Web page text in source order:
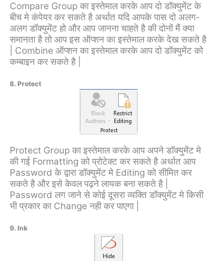
Compare Group का इस्तेमाल करके आप दो डॉक्युमेंट के
बीच मे कंपेयर कर सकते है अर्थात यदि आपके पास दो अलग-
अलग डॉक्युमेंट हो और आप जानना चाहते है की दोनों मैं क्या
समानता है तो आप इस ऑप्शन का इस्तेमाल करके देख सकते है
| Combine ऑप्शन का इस्तेमाल करके आप दो डॉक्युमेंट को
कम्बाइन कर सकते है |
8. Protect
Protect Group का इस्तेमाल करके आप अपने डॉक्युमेंट मे
की गई Formatting को प्रोटेक्ट कर सकते है अर्थात आप
Password के द्वारा डॉक्युमेंट मे Editing को सीमित कर
सकते है और इसे केवल पढ़ने लायक बना सकते है |
Password लग जाने से कोई दूसरा व्यक्ति डॉक्युमेंट मे किसी
भी प्रकार का Change नही कर पाएगा |
9. Ink